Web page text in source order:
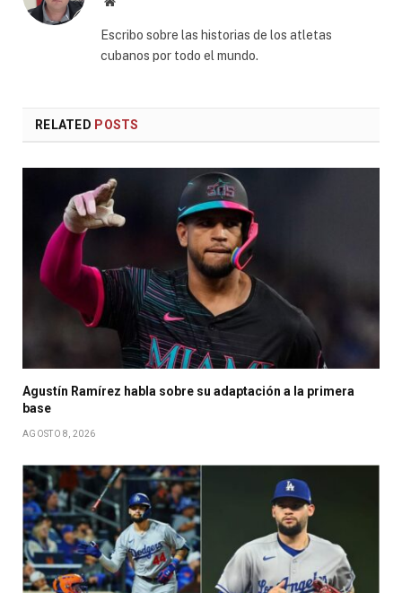
Escribo sobre las historias de los atletas
cubanos por todo el mundo.
RELATED POSTS
Agustín Ramírez habla sobre su adaptación a la primera
base
AGOSTO 8, 2026